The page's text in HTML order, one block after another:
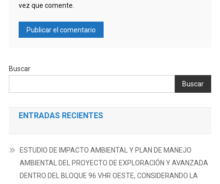
vez que comente.
Buscar
Buscar
ENTRADAS RECIENTES
ESTUDIO DE IMPACTO AMBIENTAL Y PLAN DE MANEJO
AMBIENTAL DEL PROYECTO DE EXPLORACIÓN Y AVANZADA
DENTRO DEL BLOQUE 96 VHR OESTE, CONSIDERANDO LA